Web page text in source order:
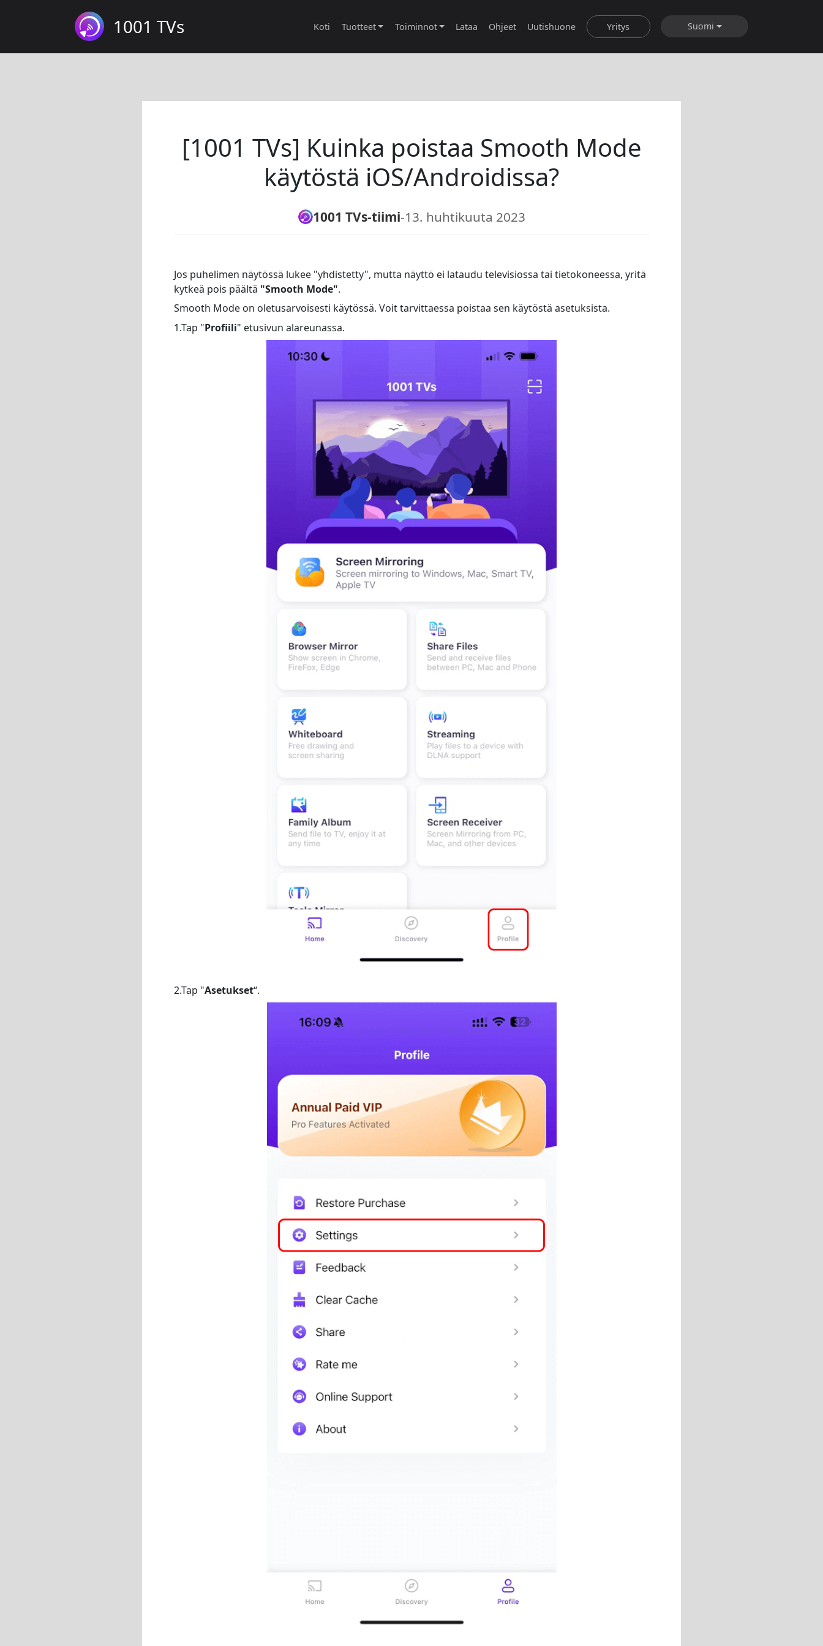
1001 TVs Koti Tuotteet Toiminnot Lataa Ohjeet Uutishuone Yritys Suomi
[1001 TVs] Kuinka poistaa Smooth Mode
käytöstä iOS/Androidissa?
1001 TVs-tiimi-13. huhtikuuta 2023
Jos puhelimen näytössä lukee "yhdistetty", mutta näyttö ei lataudu televisiossa tai tietokoneessa, yritä
kytkeä pois päältä "Smooth Mode".
Smooth Mode on oletusarvoisesti käytössä. Voit tarvittaessa poistaa sen käytöstä asetuksista.
1.Tap "Profiili" etusivun alareunassa.
2.Tap "Asetukset“.